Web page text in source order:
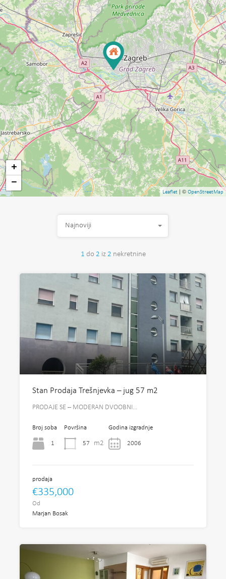
+
−
Leaflet | © OpenStreetMap
1 do 2 iz 2 nekretnine
Najnoviji
Stan Prodaja Trešnjevka – jug 57 m2
PRODAJE SE – MODERAN DVOOBNI…
Broj soba
1
Površina
57 m2
Godina izgradnje
2006
prodaja
€335,000
Od
Marjan Bosak